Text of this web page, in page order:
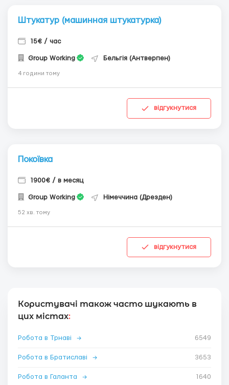
Штукатур (машинная штукатурка)
15€ / час
Group Working Бельгія (Антверпен)
4 години тому
відгукнутися
Покоївка
1900€ / в месяц
Group Working Німеччина (Дрезден)
52 хв. тому
відгукнутися
Користувачі також часто шукають в
цих містах:
Робота в Трнаві → 6549
Робота в Братиславі → 3653
Робота в Галанта → 1640